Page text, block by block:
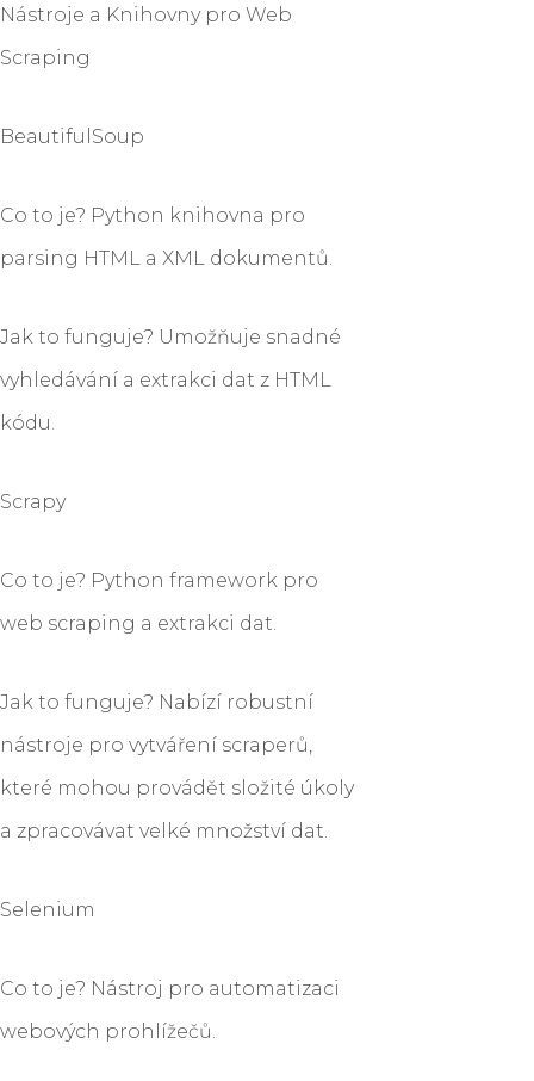
Nástroje a Knihovny pro Web
Scraping
BeautifulSoup
Co to je? Python knihovna pro
parsing HTML a XML dokumentů.
Jak to funguje? Umožňuje snadné
vyhledávání a extrakci dat z HTML
kódu.
Scrapy
Co to je? Python framework pro
web scraping a extrakci dat.
Jak to funguje? Nabízí robustní
nástroje pro vytváření scraperů,
které mohou provádět složité úkoly
a zpracovávat velké množství dat.
Selenium
Co to je? Nástroj pro automatizaci
webových prohlížečů.